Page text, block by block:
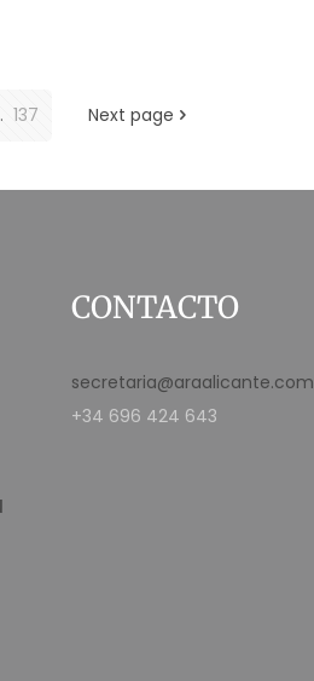
137 Next page
CONTACTO
secretaria@araalicante.com
+34 696 424 643